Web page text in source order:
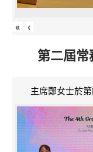
« ‹
第二屆
主席鄭女士於